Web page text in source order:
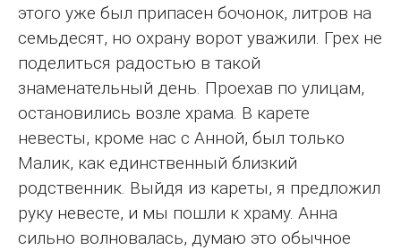
этого уже был припасен бочонок, литров на
семьдесят, но охрану ворот уважили. Грех не
поделиться радостью в такой
знаменательный день. Проехав по улицам,
остановились возле храма. В карете
невесты, кроме нас с Анной, был только
Малик, как единственный близкий
родственник. Выйдя из кареты, я предложил
руку невесте, и мы пошли к храму. Анна
сильно волновалась, думаю это обычное